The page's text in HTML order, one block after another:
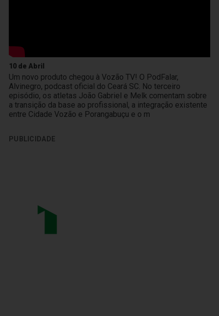
10 de Abril
Um novo produto chegou à Vozão TV! O PodFalar,
Alvinegro, podcast oficial do Ceará SC. No terceiro
episódio, os atletas João Gabriel e Melk comentam sobre
a transição da base ao profissional, a integração existente
entre Cidade Vozão e Porangabuçu e o m
PUBLICIDADE